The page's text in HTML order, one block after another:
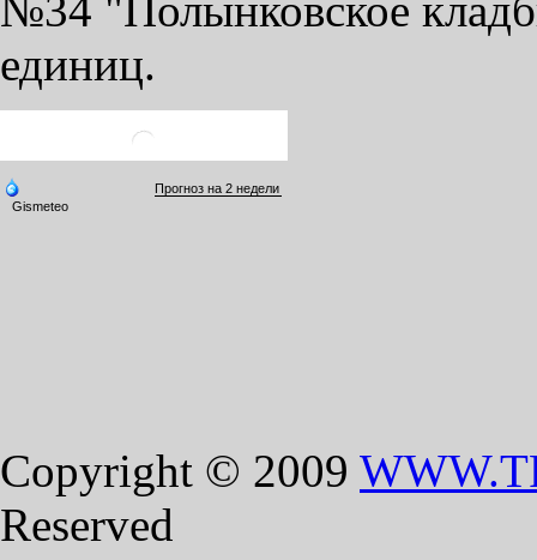
единиц.
Copyright © 2009
Reserved